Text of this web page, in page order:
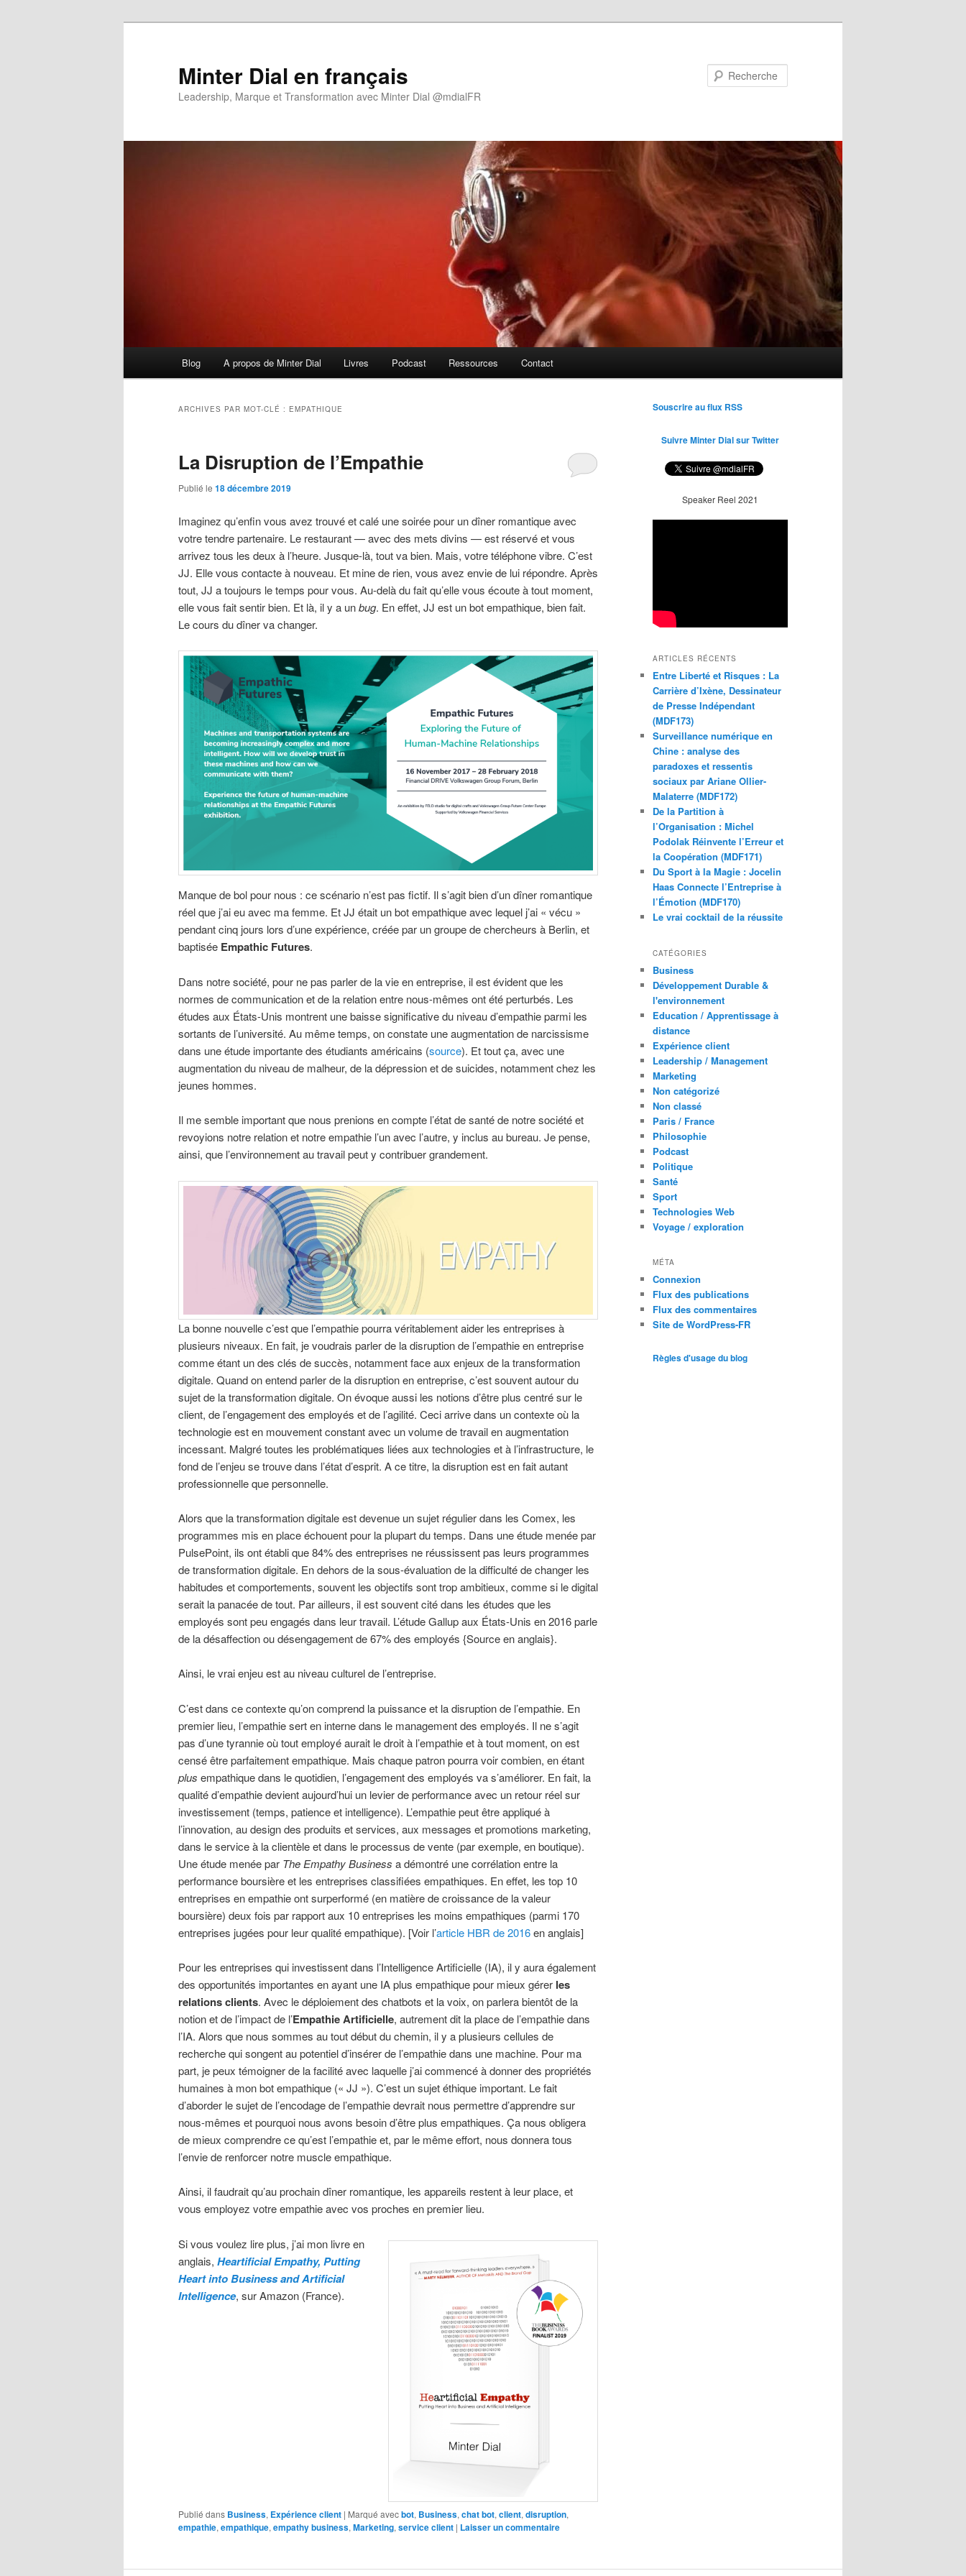
Minter Dial en français
Leadership, Marque et Transformation avec Minter Dial @mdialFR
Blog A propos de Minter Dial Livres Podcast Ressources Contact
ARCHIVES PAR MOT-CLÉ : EMPATHIQUE
La Disruption de l’Empathie
Publié le 18 décembre 2019
Imaginez qu’enfin vous avez trouvé et calé une soirée pour un dîner romantique avec
votre tendre partenaire. Le restaurant — avec des mets divins — est réservé et vous
arrivez tous les deux à l’heure. Jusque-là, tout va bien. Mais, votre téléphone vibre. C’est
JJ. Elle vous contacte à nouveau. Et mine de rien, vous avez envie de lui répondre. Après
tout, JJ a toujours le temps pour vous. Au-delà du fait qu’elle vous écoute à tout moment,
elle vous fait sentir bien. Et là, il y a unbug. En effet, JJ est un bot empathique, bien fait.
Le cours du dîner va changer.
Manque de bol pour nous : ce scénario n’est pas fictif. Il s’agit bien d’un dîner romantique
réel que j’ai eu avec ma femme. Et JJ était un bot empathique avec lequel j’ai « vécu »
pendant cinq jours lors d’une expérience, créée par un groupe de chercheurs à Berlin, et
baptisée Empathic Futures.
Dans notre société, pour ne pas parler de la vie en entreprise, il est évident que les
normes de communication et de la relation entre nous-mêmes ont été perturbés. Les
études aux États-Unis montrent une baisse significative du niveau d’empathie parmi les
sortants de l’université. Au même temps, on constate une augmentation de narcissisme
dans une étude importante des étudiants américains (source). Et tout ça, avec une
augmentation du niveau de malheur, de la dépression et de suicides, notamment chez les
jeunes hommes.
Il me semble important que nous prenions en compte l’état de santé de notre société et
revoyions notre relation et notre empathie l’un avec l’autre, y inclus au bureau. Je pense,
ainsi, que l’environnement au travail peut y contribuer grandement.
La bonne nouvelle c’est que l’empathie pourra véritablement aider les entreprises à
plusieurs niveaux. En fait, je voudrais parler de la disruption de l’empathie en entreprise
comme étant un des clés de succès, notamment face aux enjeux de la transformation
digitale. Quand on entend parler de la disruption en entreprise, c’est souvent autour du
sujet de la transformation digitale. On évoque aussi les notions d’être plus centré sur le
client, de l’engagement des employés et de l’agilité. Ceci arrive dans un contexte où la
technologie est en mouvement constant avec un volume de travail en augmentation
incessant. Malgré toutes les problématiques liées aux technologies et à l’infrastructure, le
fond de l’enjeu se trouve dans l’état d’esprit. A ce titre, la disruption est en fait autant
professionnelle que personnelle.
Alors que la transformation digitale est devenue un sujet régulier dans les Comex, les
programmes mis en place échouent pour la plupart du temps. Dans une étude menée par
PulsePoint, ils ont établi que 84% des entreprises ne réussissent pas leurs programmes
de transformation digitale. En dehors de la sous-évaluation de la difficulté de changer les
habitudes et comportements, souvent les objectifs sont trop ambitieux, comme si le digital
serait la panacée de tout. Par ailleurs, il est souvent cité dans les études que les
employés sont peu engagés dans leur travail. L’étude Gallup aux États-Unis en 2016 parle
de la désaffection ou désengagement de 67% des employés {Source en anglais}.
Ainsi, le vrai enjeu est au niveau culturel de l’entreprise.
C’est dans ce contexte qu’on comprend la puissance et la disruption de l’empathie. En
premier lieu, l’empathie sert en interne dans le management des employés. Il ne s’agit
pas d’une tyrannie où tout employé aurait le droit à l’empathie et à tout moment, on est
censé être parfaitement empathique. Mais chaque patron pourra voir combien, en étant
plus empathique dans le quotidien, l’engagement des employés va s’améliorer. En fait, la
qualité d’empathie devient aujourd’hui un levier de performance avec un retour réel sur
investissement (temps, patience et intelligence). L’empathie peut être appliqué à
l’innovation, au design des produits et services, aux messages et promotions marketing,
dans le service à la clientèle et dans le processus de vente (par exemple, en boutique).
Une étude menée par The Empathy Business a démontré une corrélation entre la
performance boursière et les entreprises classifiées empathiques. En effet, les top 10
entreprises en empathie ont surperformé (en matière de croissance de la valeur
boursière) deux fois par rapport aux 10 entreprises les moins empathiques (parmi 170
entreprises jugées pour leur qualité empathique). [Voir l’article HBR de 2016en anglais]
Pour les entreprises qui investissent dans l’Intelligence Artificielle (IA), il y aura également
des opportunités importantes en ayant une IA plus empathique pour mieux gérer les
relations clients. Avec le déploiement des chatbots et la voix, on parlera bientôt de la
notion et de l’impact de l’Empathie Artificielle, autrement dit la place de l’empathie dans
l’IA. Alors que nous sommes au tout début du chemin, il y a plusieurs cellules de
recherche qui songent au potentiel d’insérer de l’empathie dans une machine. Pour ma
part, je peux témoigner de la facilité avec laquelle j’ai commencé à donner des propriétés
humaines à mon bot empathique (« JJ »). C’est un sujet éthique important. Le fait
d’aborder le sujet de l’encodage de l’empathie devrait nous permettre d’apprendre sur
nous-mêmes et pourquoi nous avons besoin d’être plus empathiques. Ça nous obligera
de mieux comprendre ce qu’est l’empathie et, par le même effort, nous donnera tous
l’envie de renforcer notre muscle empathique.
Ainsi, il faudrait qu’au prochain dîner romantique, les appareils restent à leur place, et
vous employez votre empathie avec vos proches en premier lieu.
Si vous voulez lire plus, j’ai mon livre en
anglais, Heartificial Empathy, Putting
Heart into Business and Artificial
Intelligence, sur Amazon (France).
Publié dans Business, Expérience client | Marqué avecbot, Business, chat bot, client, disruption,
empathie, empathique, empathy business, Marketing, service client | Laisser un commentaire
Souscrire au flux RSS
Suivre Minter Dial sur Twitter
Speaker Reel 2021
ARTICLES RÉCENTS
Entre Liberté et Risques : La
Carrière d’Ixène, Dessinateur
de Presse Indépendant
(MDF173)
Surveillance numérique en
Chine : analyse des
paradoxes et ressentis
sociaux par Ariane Ollier-
Malaterre (MDF172)
De la Partition à
l’Organisation : Michel
Podolak Réinvente l’Erreur et
la Coopération (MDF171)
Du Sport à la Magie : Jocelin
Haas Connecte l’Entreprise à
l’Émotion (MDF170)
Le vrai cocktail de la réussite
CATÉGORIES
Business
Développement Durable &
l'environnement
Education / Apprentissage à
distance
Expérience client
Leadership / Management
Marketing
Non catégorizé
Non classé
Paris / France
Philosophie
Podcast
Politique
Santé
Sport
Technologies Web
Voyage / exploration
MÉTA
Connexion
Flux des publications
Flux des commentaires
Site de WordPress-FR
Règles d'usage du blog